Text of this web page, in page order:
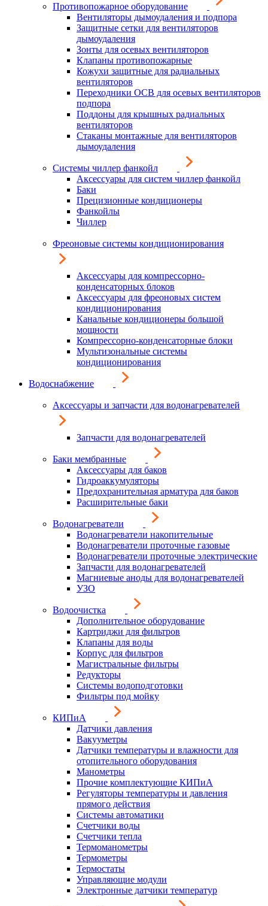
Противопожарное оборудование
Вентиляторы дымоудаления и подпора
Защитные сетки для вентиляторов
дымоудаления
Зонты для осевых вентиляторов
Клапаны противопожарные
Кожухи защитные для радиальных
вентиляторов
Переходники ОСВ для осевых вентиляторов
подпора
Поддоны для крышных радиальных
вентиляторов
Стаканы монтажные для вентиляторов
дымоудаления
Системы чиллер фанкойл
Аксессуары для систем чиллер фанкойл
Баки
Прецизионные кондиционеры
Фанкойлы
Чиллер
Фреоновые системы кондиционирования
Аксессуары для компрессорно-
конденсаторных блоков
Аксессуары для фреоновых систем
кондиционирования
Канальные кондиционеры большой
мощности
Компрессорно-конденсаторные блоки
Мультизональные системы
кондиционирования
Водоснабжение
Аксессуары и запчасти для водонагревателей
Запчасти для водонагревателей
Баки мембранные
Аксессуары для баков
Гидроаккумуляторы
Предохранительная арматура для баков
Расширительные баки
Водонагреватели
Водонагреватели накопительные
Водонагреватели проточные газовые
Водонагреватели проточные электрические
Запчасти для водонагревателей
Магниевые аноды для водонагревателей
УЗО
Водоочистка
Дополнительное оборудование
Картриджи для фильтров
Клапаны для воды
Корпус для фильтров
Магистральные фильтры
Редукторы
Системы водоподготовки
Фильтры под мойку
КИПиА
Датчики давления
Вакууметры
Датчики температуры и влажности для
отопительного оборудования
Манометры
Прочие комплектующие КИПиА
Регуляторы температуры и давления
прямого действия
Системы автоматики
Счетчики воды
Счетчики тепла
Термоманометры
Термометры
Термостаты
Управляющие модули
Электронные датчики температур